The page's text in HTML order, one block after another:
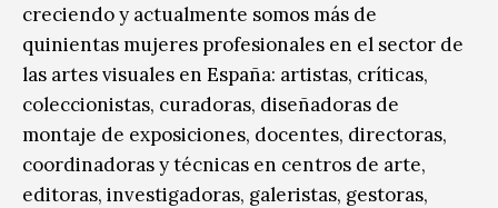
creciendo y actualmente somos más de
quinientas mujeres profesionales en el sector de
las artes visuales en España: artistas, críticas,
coleccionistas, curadoras, diseñadoras de
montaje de exposiciones, docentes, directoras,
coordinadoras y técnicas en centros de arte,
editoras, investigadoras, galeristas, gestoras,